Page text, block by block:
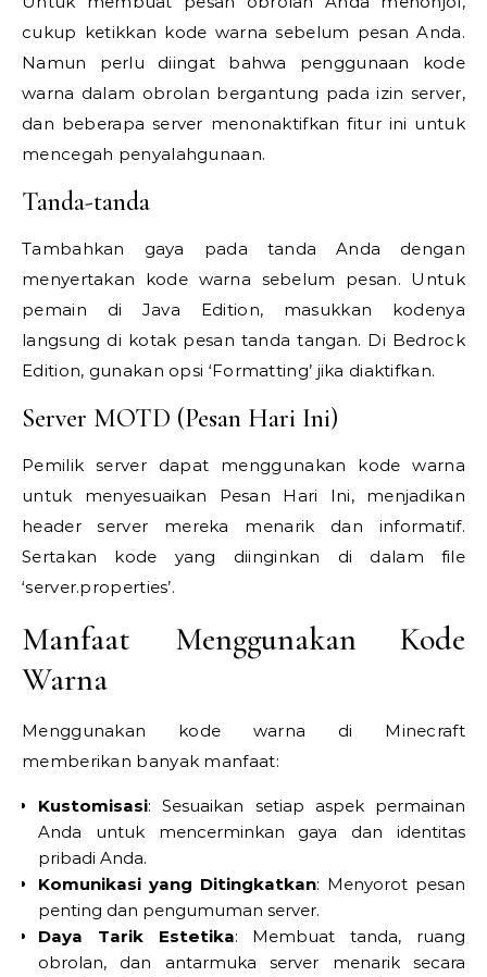
cukup ketikkan kode warna sebelum pesan Anda.
Namun perlu diingat bahwa penggunaan kode
warna dalam obrolan bergantung pada izin server,
dan beberapa server menonaktifkan fitur ini untuk
mencegah penyalahgunaan.
Tanda-tanda
Tambahkan gaya pada tanda Anda dengan
menyertakan kode warna sebelum pesan. Untuk
pemain di Java Edition, masukkan kodenya
langsung di kotak pesan tanda tangan. Di Bedrock
Edition, gunakan opsi ‘Formatting’ jika diaktifkan.
Server MOTD (Pesan Hari Ini)
Pemilik server dapat menggunakan kode warna
untuk menyesuaikan Pesan Hari Ini, menjadikan
header server mereka menarik dan informatif.
Sertakan kode yang diinginkan di dalam file
‘server.properties’.
Manfaat Menggunakan Kode
Warna
Menggunakan kode warna di Minecraft
memberikan banyak manfaat:
Kustomisasi: Sesuaikan setiap aspek permainan
Anda untuk mencerminkan gaya dan identitas
pribadi Anda.
Komunikasi yang Ditingkatkan: Menyorot pesan
penting dan pengumuman server.
Daya Tarik Estetika: Membuat tanda, ruang
obrolan, dan antarmuka server menarik secara